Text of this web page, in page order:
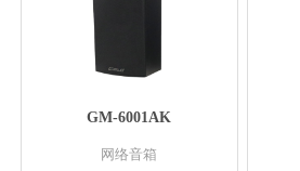
GM-6001AK
网络音箱